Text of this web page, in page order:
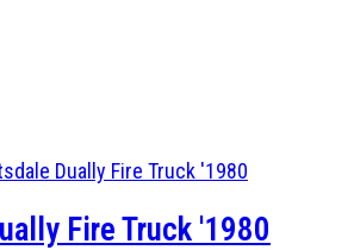
Fire Truck '1980